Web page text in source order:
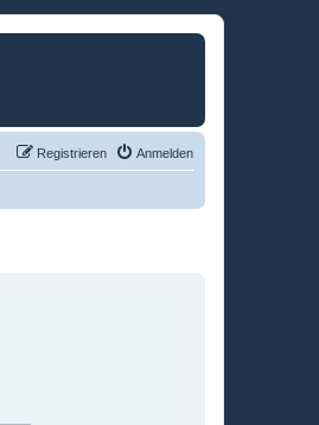
Anmelden
Registrieren